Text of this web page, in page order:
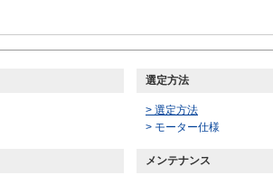
選定方法
> 選定方法
> モーター仕様
メンテナンス